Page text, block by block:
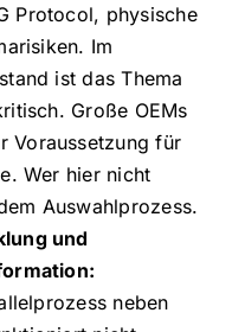
Protocol, physische
Im
ist das Thema
Große OEMs
Voraussetzung für
Wer hier nicht
Auswahlprozess.
und
neben